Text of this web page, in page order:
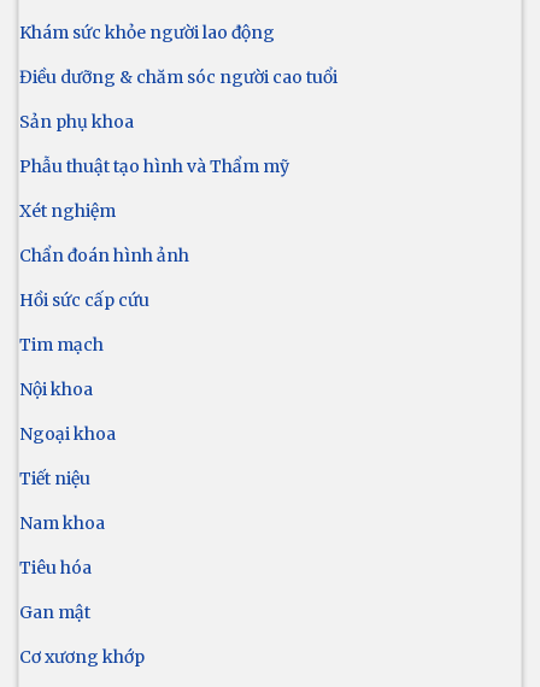
Khám sức khỏe người lao động
Điều dưỡng & chăm sóc người cao tuổi
Sản phụ khoa
Phẫu thuật tạo hình và Thẩm mỹ
Xét nghiệm
Chẩn đoán hình ảnh
Hồi sức cấp cứu
Tim mạch
Nội khoa
Ngoại khoa
Tiết niệu
Nam khoa
Tiêu hóa
Gan mật
Cơ xương khớp